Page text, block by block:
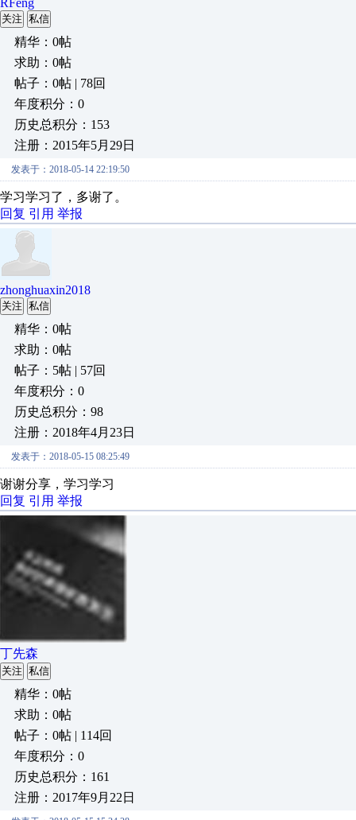
RFeng
关注 私信
精华：0帖
求助：0帖
帖子：0帖 | 78回
年度积分：0
历史总积分：153
注册：2015年5月29日
发表于：2018-05-14 22:19:50
学习学习了，多谢了。
回复 引用 举报
zhonghuaxin2018
关注 私信
精华：0帖
求助：0帖
帖子：5帖 | 57回
年度积分：0
历史总积分：98
注册：2018年4月23日
发表于：2018-05-15 08:25:49
谢谢分享，学习学习
回复 引用 举报
丁先森
关注 私信
精华：0帖
求助：0帖
帖子：0帖 | 114回
年度积分：0
历史总积分：161
注册：2017年9月22日